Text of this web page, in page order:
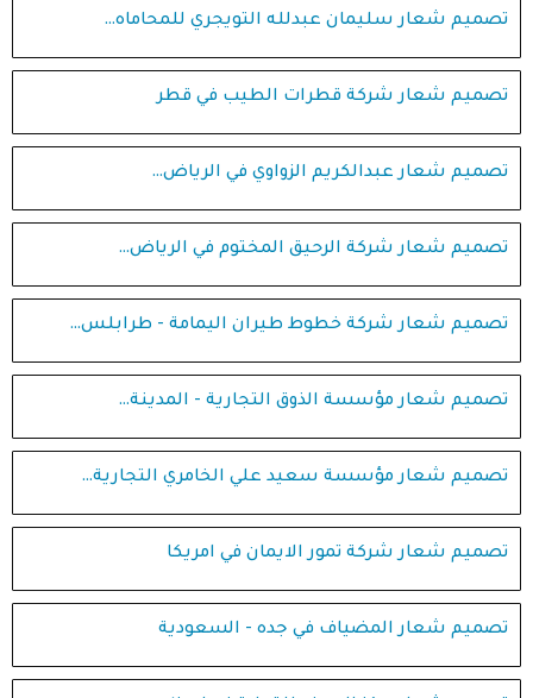
تصميم شعار سليمان عبدلله التويجري للمحاماه…
تصميم شعار شركة قطرات الطيب في قطر
تصميم شعار عبدالكريم الزواوي في الرياض…
تصميم شعار شركة الرحيق المختوم في الرياض…
تصميم شعار شركة خطوط طيران اليمامة - طرابلس…
تصميم شعار مؤسسة الذوق التجارية - المدينة…
تصميم شعار مؤسسة سعيد علي الخامري التجارية…
تصميم شعار شركة تمور الايمان في امريكا
تصميم شعار المضياف في جده - السعودية